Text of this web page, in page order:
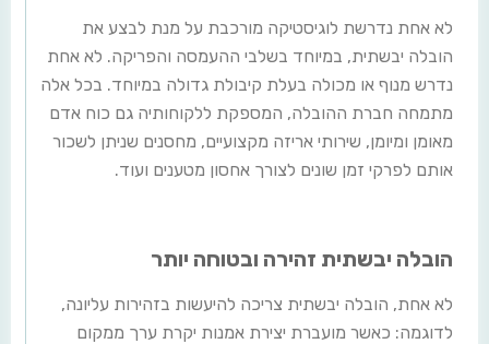
לא אחת נדרשת לוגיסטיקה מורכבת על מנת לבצע את
הובלה יבשתית, במיוחד בשלבי ההעמסה והפריקה. לא אחת
נדרש מנוף או מכולה בעלת קיבולת גדולה במיוחד. בכל אלה
מתמחה חברת ההובלה, המספקת ללקוחותיה גם כוח אדם
מאומן ומיומן, שירותי אריזה מקצועיים, מחסנים שניתן לשכור
אותם לפרקי זמן שונים לצורך אחסון מטענים ועוד.
הובלה יבשתית זהירה ובטוחה יותר
לא אחת, הובלה יבשתית צריכה להיעשות בזהירות עליונה,
לדוגמה: כאשר מועברת יצירת אמנות יקרת ערך ממקום